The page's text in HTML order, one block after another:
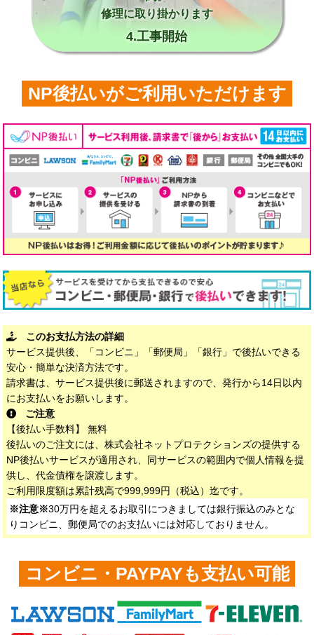
修理に取り掛かります
4.工事開始
NP後払いがご利用いただけます
このお支払方法の詳細
サービス提供後、「コンビニ」「郵便局」「銀行」で後払いできる
安心・簡単な決済方法です。
請求書は、サービス提供後に郵送されますので、発行から14日以内
にお支払いをお願いします。
ご注意
【後払い手数料】 無料
後払いのご注文には、株式会社ネットプロテクションズの提供する
NP後払いサービスが適用され、同サービスの範囲内で個人情報を提
供し、代金債権を譲渡します。
ご利用限度額は累計残高で999,999円（税込）迄です。
※注意※30万円を超えるお取引につきましては銀行振込のみとな
りコンビニ、郵便局でのお支払いには対応しておりません。
コンビニ・PAYPAYも支払い可能